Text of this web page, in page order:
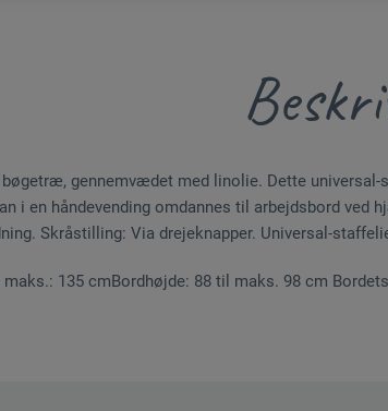
gennemvædet med linolie. Dette
i en håndevending omdannes til arbejdsbord ved
Skråstilling: Via drejeknapper. Universal-
maks.: 135 cmBordhøjde: 88 til maks. 98 cm